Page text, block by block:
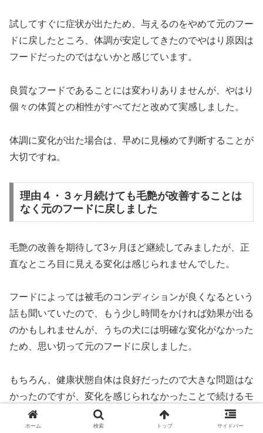
試してすぐに症状が出たため、与えるのをやめて元のフー
ドに戻したところ、体調が安定してきたのでやはり原因は
フードだったのではないかと感じています。
良質なフードであることには変わりありませんが、やはり
個々の体質との相性がすべてだと改めて実感しました。
体調に変化が出た場合は、早めに見極めて判断することが
大切ですね。
理由４・３ヶ月続けても毛艶が改善することは
なく元のフードに戻しました
毛艶の改善を期待して3ヶ月ほど継続してみましたが、正
直なところ目に見える変化は感じられませんでした。
フードによっては被毛のコンディションが良くなるという
話も聞いていたので、もう少し時間をかければ効果が出る
のかもしれませんが、うちの犬には明確な変化がなかった
ため、思い切って元のフードに戻しました。
もちろん、健康状態自体は良好だったので大きな問題はな
かったのですが、変化を感じられなかったことで続けるモ
チベーションが下がってしまったというのが正直なところ
です。
ホーム 検索 トップ サイドバー